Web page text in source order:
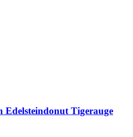
Edelsteindonut Tigerauge